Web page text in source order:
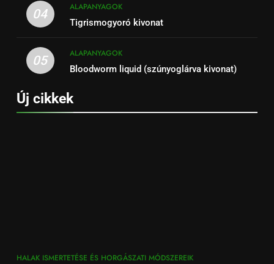
04
ALAPANYAGOK
Tigrismogyoró kivonat
05
ALAPANYAGOK
Bloodworm liquid (szúnyoglárva kivonat)
Új cikkek
HALAK ISMERTETÉSE ÉS HORGÁSZATI MÓDSZEREIK